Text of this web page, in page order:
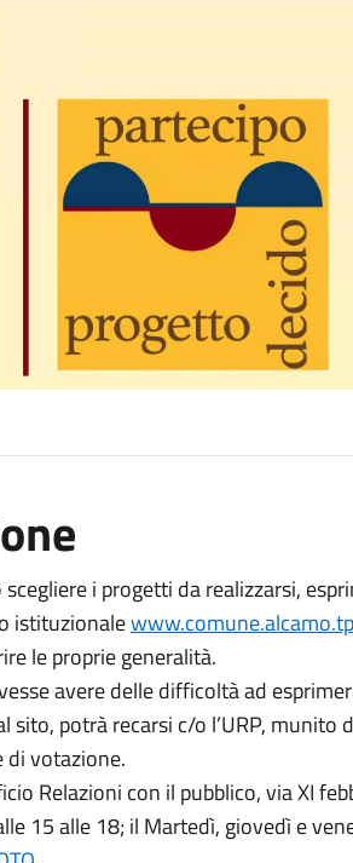
i progetti da realizzarsi,
istituzionale
le proprie generalità.
avere delle difficoltà ad
sito, potrà recarsi c/o l’URP,
di votazione.
Relazioni con il pubblico, via XI
15 alle 18; il Martedì, giovedì e